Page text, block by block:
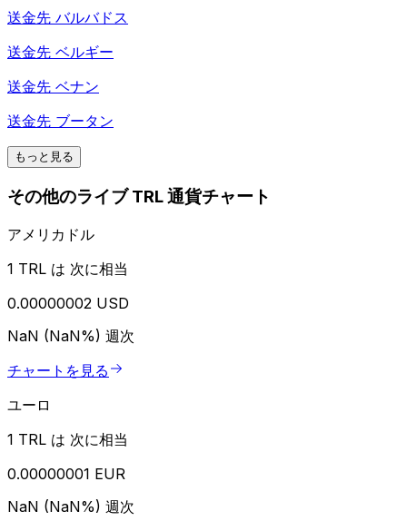
送金先 バルバドス
送金先 ベルギー
送金先 ベナン
送金先 ブータン
もっと見る
その他のライブ TRL 通貨チャート
アメリカドル
1 TRL は 次に相当
0.00000002 USD
NaN (NaN%) 週次
チャートを見る
ユーロ
1 TRL は 次に相当
0.00000001 EUR
NaN (NaN%) 週次